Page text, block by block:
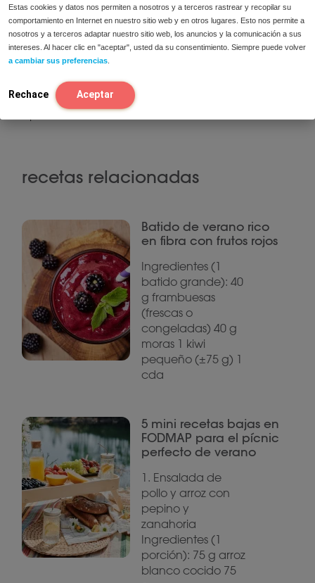
Estas cookies y datos nos permiten a nosotros y a terceros rastrear y recopilar su
comportamiento en Internet en nuestro sitio web y en otros lugares. Esto nos permite a
nosotros y a terceros adaptar nuestro sitio web, los anuncios y la comunicación a sus
intereses. Al hacer clic en "aceptar", usted da su consentimiento. Siempre puede volver
a cambiar sus preferencias
Rechace Aceptar
lento hasta que todo el agua se haya
absorbido y el arroz esté cocido, generalmente
unos 15-20 minutos.
Sirve el pollo al curry sobre el arroz basmati para
una comida deliciosa y aromática. ¡Que
aproveche!
recetas relacionadas
Batido de verano rico
en fibra con frutos rojos
Ingredientes (1
batido grande): 40
g frambuesas
(frescas o
congeladas) 40 g
moras 1 kiwi
pequeño (±75 g) 1
cda
5 mini recetas bajas en
FODMAP para el pícnic
perfecto de verano
1. Ensalada de
pollo y arroz con
pepino y
zanahoria
Ingredientes (1
porción): 75 g arroz
blanco cocido 75